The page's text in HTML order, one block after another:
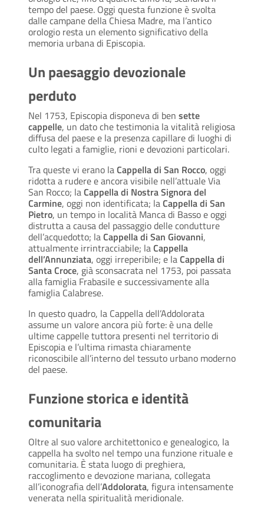
tempo del paese. Oggi questa funzione è svolta
dalle campane della Chiesa Madre, ma l’antico
orologio resta un elemento significativo della
memoria urbana di Episcopia.
Un paesaggio devozionale
perduto
Nel 1753, Episcopia disponeva di ben sette
cappelle, un dato che testimonia la vitalità religiosa
diffusa del paese e la presenza capillare di luoghi di
culto legati a famiglie, rioni e devozioni particolari.
Tra queste vi erano laCappella di San Rocco, oggi
ridotta a rudere e ancora visibile nell’attuale Via
San Rocco; laCappella di Nostra Signora del
Carmine, oggi non identificata; laCappella di San
Pietro, un tempo in località Manca di Basso e oggi
distrutta a causa del passaggio delle condutture
dell’acquedotto; laCappella di San Giovanni,
attualmente irrintracciabile; laCappella
dell’Annunziata, oggi irreperibile; e laCappella di
Santa Croce, già sconsacrata nel 1753, poi passata
alla famiglia Frabasile e successivamente alla
famiglia Calabrese.
In questo quadro, la Cappella dell’Addolorata
assume un valore ancora più forte: è una delle
ultime cappelle tuttora presenti nel territorio di
Episcopia e l’ultima rimasta chiaramente
riconoscibile all’interno del tessuto urbano moderno
del paese.
Funzione storica e identità
comunitaria
Oltre al suo valore architettonico e genealogico, la
cappella ha svolto nel tempo una funzione rituale e
comunitaria. È stata luogo di preghiera,
raccoglimento e devozione mariana, collegata
all’iconografia dell’Addolorata, figura intensamente
venerata nella spiritualità meridionale.